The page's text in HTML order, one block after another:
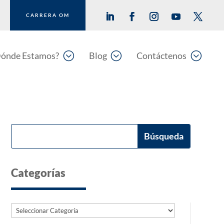
CARRERA OM
;
Estamos? ;
Blog ;
Contáctenos
Categorías
Categorías